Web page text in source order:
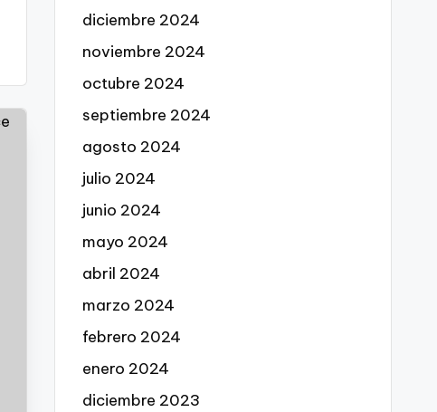
diciembre 2024
noviembre 2024
octubre 2024
septiembre 2024
agosto 2024
julio 2024
junio 2024
mayo 2024
abril 2024
marzo 2024
febrero 2024
enero 2024
diciembre 2023